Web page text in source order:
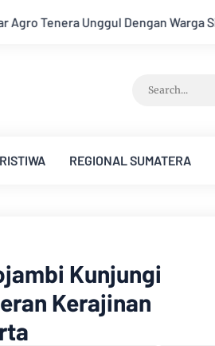
Hukum Tidak Tunduk pada
REGIONAL SUMATERA
Kunjungi
Kerajinan